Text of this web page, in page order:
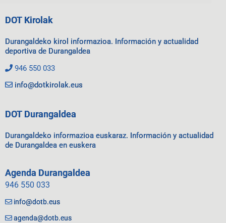
DOT Kirolak
Durangaldeko kirol informazioa. Información y actualidad
deportiva de Durangaldea
946 550 033
info@dotkirolak.eus
DOT Durangaldea
Durangaldeko informazioa euskaraz. Información y actualidad
de Durangaldea en euskera
Agenda Durangaldea
946 550 033
info@dotb.eus
agenda@dotb.eus